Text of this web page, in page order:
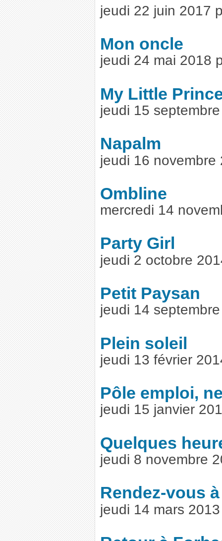
jeudi 22 juin 2017
Mon oncle
jeudi 24 mai 2018
My Little
jeudi 15
Napalm
jeudi 16 novembre
Ombline
mercredi 14
Party Girl
jeudi 2 octobre
Petit Paysan
jeudi 14
Plein soleil
jeudi 13 février
Pôle emploi,
jeudi 15 janvier
Quelques
jeudi 8 novembre
Rendez-vous
jeudi 14 mars